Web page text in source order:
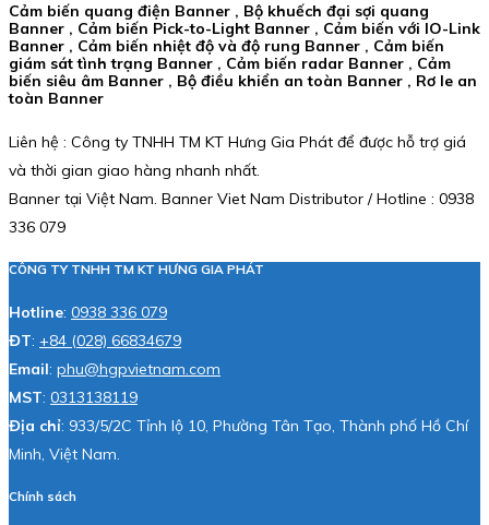
Cảm biến quang điện Banner , Bộ khuếch đại sợi quang
Banner , Cảm biến Pick-to-Light Banner , Cảm biến với IO-Link
Banner , Cảm biến nhiệt độ và độ rung Banner , Cảm biến
giám sát tình trạng Banner , Cảm biến radar Banner , Cảm
biến siêu âm Banner , Bộ điều khiển an toàn Banner , Rơ le an
toàn Banner
Liên hệ : Công ty TNHH TM KT Hưng Gia Phát để được hỗ trợ giá
và thời gian giao hàng nhanh nhất.
Banner tại Việt Nam. Banner Viet Nam Distributor / Hotline : 0938
336 079
CÔNG TY TNHH TM KT HƯNG GIA PHÁT
Hotline: 0938 336 079
ĐT: +84 (028) 66834679
Email: phu@hgpvietnam.com
MST: 0313138119
Địa chỉ: 933/5/2C Tỉnh lộ 10, Phường Tân Tạo, Thành phố Hồ Chí
Minh, Việt Nam.
Chính sách